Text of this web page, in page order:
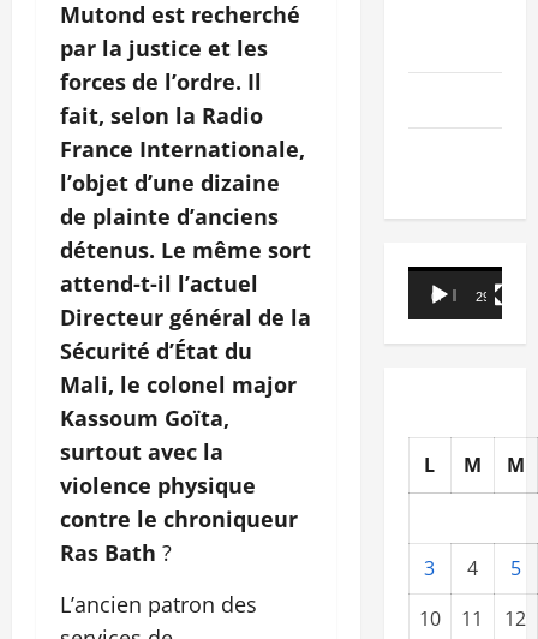
Mutond est recherché
par la justice et les
forces de l’ordre. Il
fait, selon la Radio
France Internationale,
l’objet d’une dizaine
de plainte d’anciens
détenus. Le même sort
attend-t-il l’actuel
Directeur général de la
Sécurité d’État du
Mali, le colonel major
Kassoum Goïta,
surtout avec la
violence physique
contre le chroniqueur
Ras Bath ?
L’ancien patron des
Lecteur
vidéo
00:00 29:21
L M M
3 4
5
10
11
12